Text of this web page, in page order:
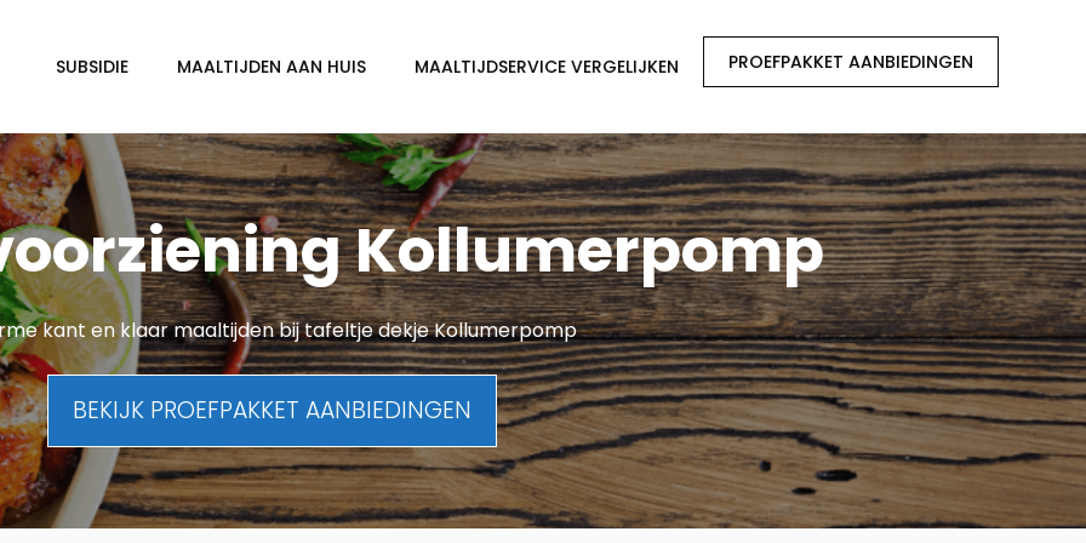
SUBSIDIE MAALTIJDEN AAN HUIS MAALTIJDSERVICE VERGELIJKEN PROEFPAKKET AANBIEDINGEN
Kollumerpomp
kant en klaar maaltijden bij tafeltje dekje Kollumerpomp
BEKIJK PROEFPAKKET AANBIEDINGEN